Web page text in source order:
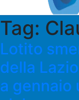
Tag:
Lotito
della
a gennaio